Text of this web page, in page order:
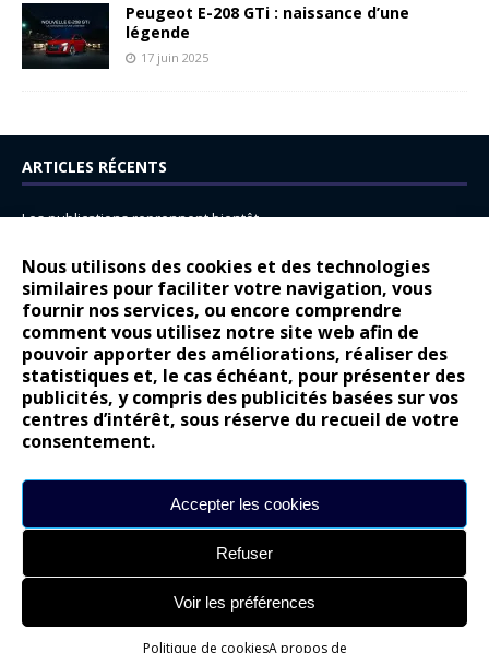
Nous utilisons des cookies et des technologies
similaires pour faciliter votre navigation, vous
fournir nos services, ou encore comprendre
comment vous utilisez notre site web afin de
pouvoir apporter des améliorations, réaliser des
statistiques et, le cas échéant, pour présenter des
publicités, y compris des publicités basées sur vos
centres d’intérêt, sous réserve du recueil de votre
consentement.
Accepter les cookies
Refuser
Voir les préférences
Politique de cookiesA propos de
Peugeot E-208 GTi : naissance d’une
légende
17 juin 2025
ARTICLES RÉCENTS
Les publications reprennent bientôt…
14 juillet : nouveau film de marque pour Citroën
Renault Espace : voyage, voyage…
Peugeot E-208 GTi : naissance d’une légende
COMMENTAIRES RÉCENTS
Bernard Dardartdans
Gilly
gyo
Lancia Ypsilon : naturellement envoûtante ?